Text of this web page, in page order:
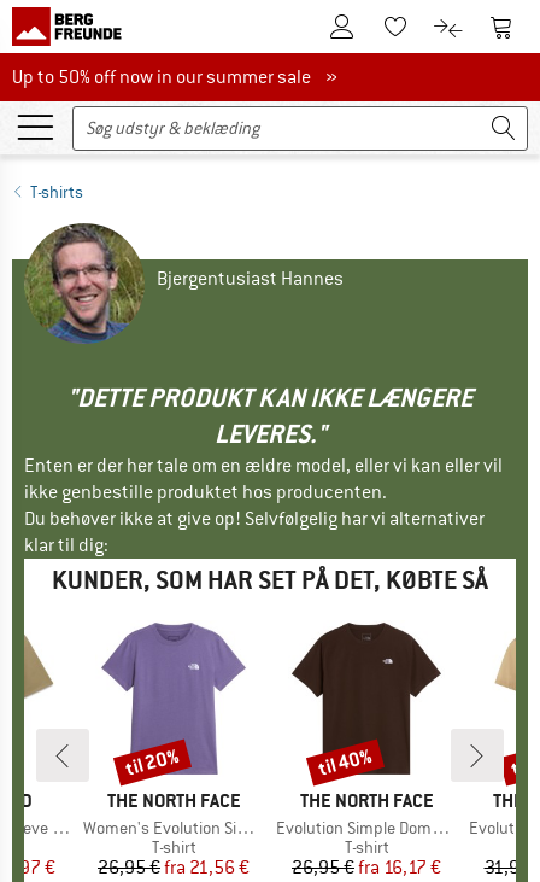
Til kundekontoenTil huskesedlen.
Til Til
Up to 50% off now in our summer sale
Up to 50% off now in our summer sale »
T-shirts
Bjergentusiast Hannes
"DETTE PRODUKT KAN IKKE LÆNGERE
LEVERES."
Enten er der her tale om en ældre model, eller vi kan eller vil
ikke genbestille produktet hos producenten.
Du behøver ikke at give op! Selvfølgelig har vi alternativer
klar til dig:
KUNDER, SOM HAR SET PÅ DET, KØBTE SÅ
Tee
pris
€
MÆRKE
THE NORTH FACE
Artikel
Women's Evolution Simple Dome Short Sleeve
Produktgruppe
T-shirt
Pris
26,95 € Nedsat pris
fra 21,56 €
Rabat
til 20%
MÆRKE
THE NORTH FACE
Artikel
Evolution Simple Dome Short Sleeve
Produktgruppe
T-shirt
Pris
26,95 € Nedsat pris
fra 16,17 €
Rabat
til 40%
THE
Artikel
Evolution Half
31,95
til